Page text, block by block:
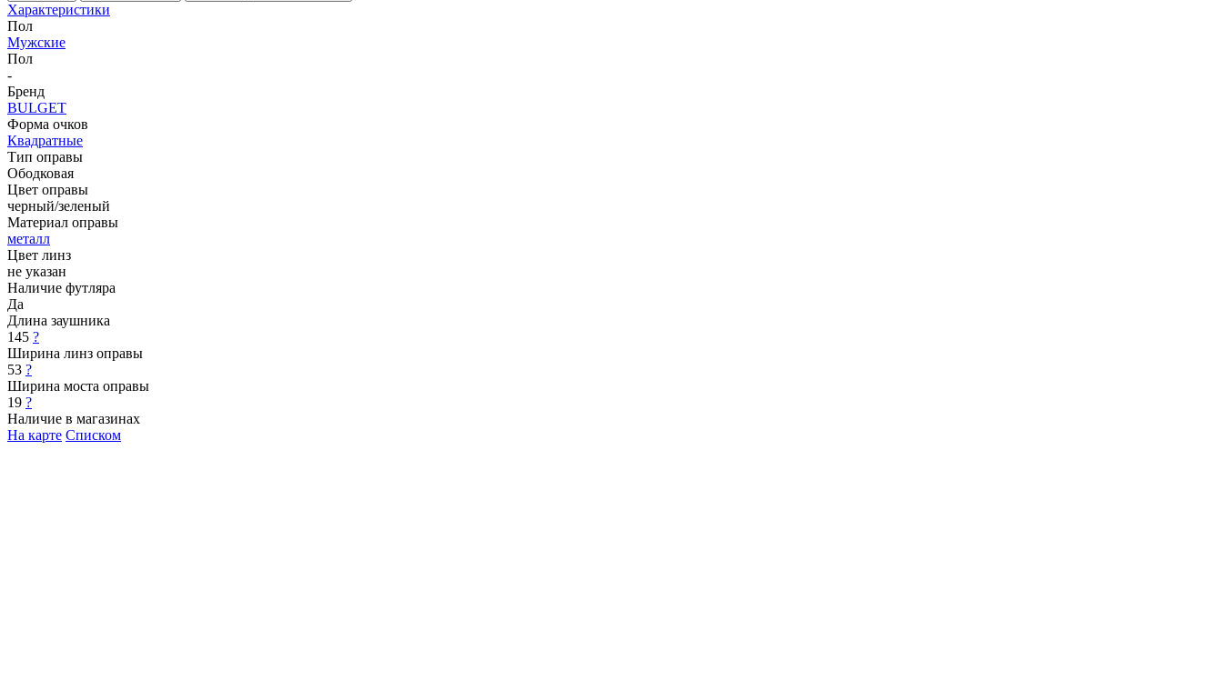
Характеристики
Пол
Мужские
Пол
-
Бренд
BULGET
Форма очков
Квадратные
Тип оправы
Ободковая
Цвет оправы
черный/зеленый
Материал оправы
металл
Цвет линз
не указан
Наличие футляра
Да
Длина заушника
145 ?
Ширина линз оправы
53 ?
Ширина моста оправы
19 ?
Наличие в магазинах
На карте Списком